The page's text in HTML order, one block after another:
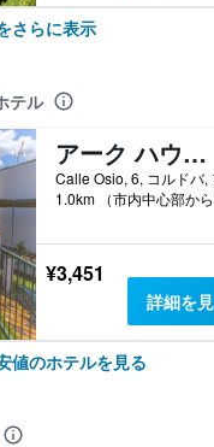
さらに表示
テル
アーク ハウス コルドバ
1.0km （市内中心部から
¥3,451
詳細を
値のホテルを見る